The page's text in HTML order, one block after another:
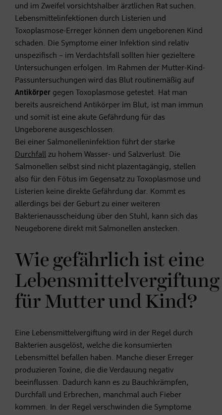
und im Zweifel vorsichtshalber ärztlichen Rat suchen.
Lebensmittelinfektionen durch Listerien und
Toxoplasmose-Erreger können dem ungeborenen Kind
schaden. Die Symptome einer Infektion sind relativ
unspezifisch – im Verdachtsfall sollten hier gezieltere
Untersuchungen erfolgen. Im Rahmen der Mutter-Kind-
Passuntersuchungen wird das Blut routinemäßig auf
Antikörper gegen Toxoplasmose getestet. Hat man
bereits ausreichend Antikörper im Blut, ist man immun
und somit ist eine akute Gefährdung für das
Ungeborene ausgeschlossen.
Bei einer Salmonelleninfektion führt der starke
Durchfall zu hohem Wasser- und Salzverlust. Die
Salmonellen selbst sind nicht plazentagängig, stellen
also für den Fötus im Gegensatz zu Toxoplasmose und
Listerien keine direkte Gefährdung dar. Kommt es
allerdings bei der Geburt zu einer weiteren
Bakterienausscheidung über den Stuhl, kann sich das
Neugeborene direkt mit Salmonellen anstecken.
Wie gefährlich ist eine
Lebensmittelvergiftung
für Mutter und Kind?
Eine Lebensmittelvergiftung wird in der Regel durch
Bakterien ausgelöst, welche die konsumierten
Lebensmittel befallen haben. Manche dieser Erreger
produzieren Toxine, die die Verdauung negativ
beeinflussen. Dadurch kann es zu Bauchkrämpfen,
Durchfall und Erbrechen, manchmal auch Fieber
kommen. In der Regel verschwinden die Symptome